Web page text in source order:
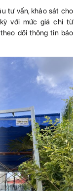
tư vấn, khảo sát cho
với mức giá chỉ từ
dõi thông tin báo